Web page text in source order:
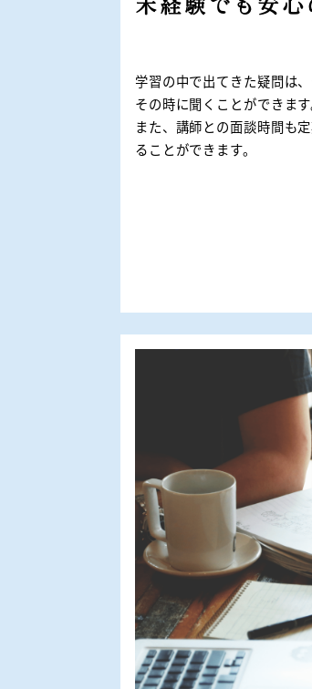
未経験でも安
学習の中で出てきた疑問は
その時に聞くことができま
また、講師との面談時間も
ることができます。